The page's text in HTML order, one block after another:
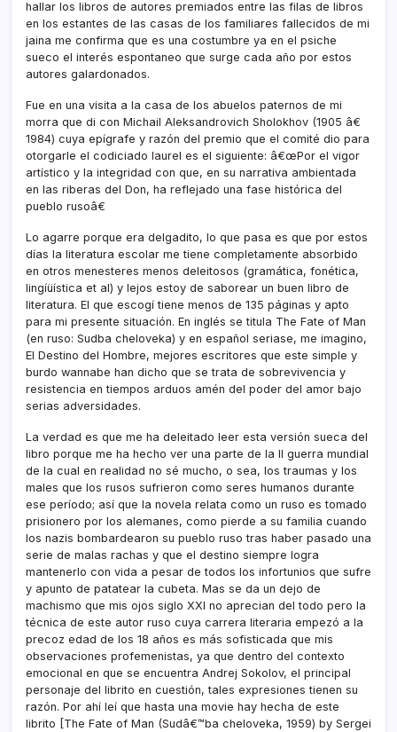
hallar los libros de autores premiados entre las filas de libros
en los estantes de las casas de los familiares fallecidos de mi
jaina me confirma que es una costumbre ya en el psiche
sueco el interés espontaneo que surge cada año por estos
autores galardonados.
Fue en una visita a la casa de los abuelos paternos de mi
morra que di con Michail Aleksandrovich Sholokhov (1905 â€
1984) cuya epí­grafe y razón del premio que el comité dio para
otorgarle el codiciado laurel es el siguiente: â€œPor el vigor
artí­stico y la integridad con que, en su narrativa ambientada
en las riberas del Don, ha reflejado una fase histórica del
pueblo rusoâ€
Lo agarre porque era delgadito, lo que pasa es que por estos
dí­as la literatura escolar me tiene completamente absorbido
en otros menesteres menos deleitosos (gramática, fonética,
lingíüí­stica et al) y lejos estoy de saborear un buen libro de
literatura. El que escogí­ tiene menos de 135 páginas y apto
para mi presente situación. En inglés se titula The Fate of Man
(en ruso: Sudba cheloveka) y en español seriase, me imagino,
El Destino del Hombre, mejores escritores que este simple y
burdo wannabe han dicho que se trata de sobrevivencia y
resistencia en tiempos arduos amén del poder del amor bajo
serias adversidades.
La verdad es que me ha deleitado leer esta versión sueca del
libro porque me ha hecho ver una parte de la II guerra mundial
de la cual en realidad no sé mucho, o sea, los traumas y los
males que los rusos sufrieron como seres humanos durante
ese perí­odo; así­ que la novela relata como un ruso es tomado
prisionero por los alemanes, como pierde a su familia cuando
los nazis bombardearon su pueblo ruso tras haber pasado una
serie de malas rachas y que el destino siempre logra
mantenerlo con vida a pesar de todos los infortunios que sufre
y apunto de patatear la cubeta. Mas se da un dejo de
machismo que mis ojos siglo XXI no aprecian del todo pero la
técnica de este autor ruso cuya carrera literaria empezó a la
precoz edad de los 18 años es más sofisticada que mis
observaciones profemenistas, ya que dentro del contexto
emocional en que se encuentra Andrej Sokolov, el principal
personaje del librito en cuestión, tales expresiones tienen su
razón. Por ahí­ leí­ que hasta una movie hay hecha de este
librito [The Fate of Man (Sudâ€™ba cheloveka, 1959) by Sergei